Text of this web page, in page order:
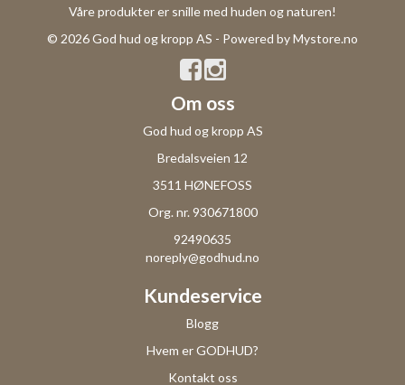
Våre produkter er snille med huden og naturen!
© 2026 God hud og kropp AS - Powered byMystore.no
Om oss
God hud og kropp AS
Bredalsveien 12
3511 HØNEFOSS
Org. nr. 930671800
92490635
noreply@godhud.no
Kundeservice
Blogg
Hvem er GODHUD?
Kontakt oss